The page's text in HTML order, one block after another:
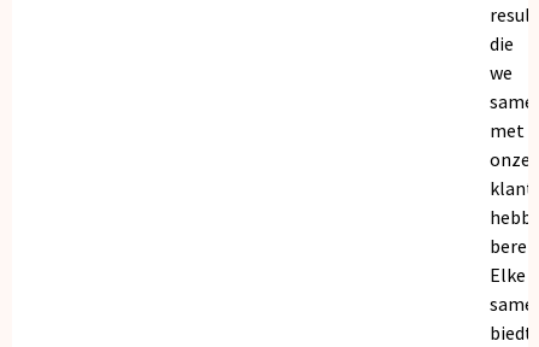
die
we
met
onze
Elke
biedt